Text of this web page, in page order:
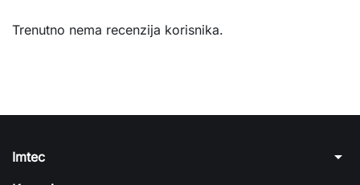
Trenutno nema recenzija korisnika.
Imtec arrow_drop_down